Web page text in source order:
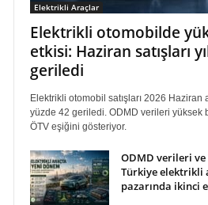
Elektrikli Araçlar
Elektrikli otomobilde
etkisi: Haziran satışları
geriledi
Elektrikli otomobil satışları 2026 Haziran
yüzde 42 geriledi. ODMD verileri yüksek
ÖTV eşiğini gösteriyor.
ODMD verileri ve
Türkiye elektrikli
pazarında ikinci